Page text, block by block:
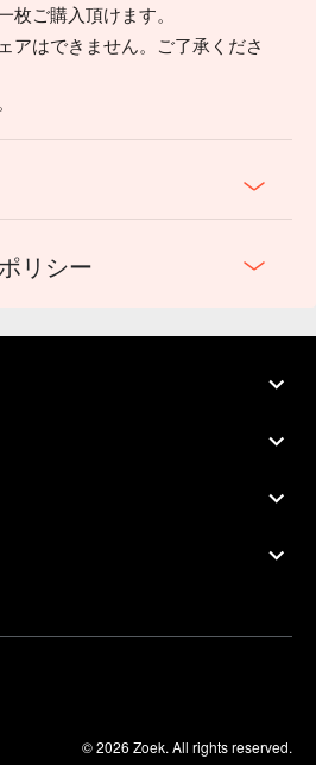
枚ご購入頂けます。
アはできません。ご了承くださ
リシー
© 2026 Zoek. All rights reserved.